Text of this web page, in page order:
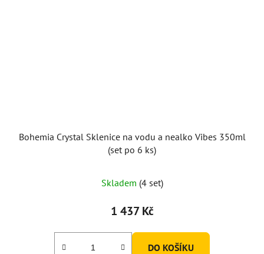
Bohemia Crystal Sklenice na vodu a nealko Vibes 350ml
(set po 6 ks)
hodnocení
produktu
5,0
Skladem (4 set)
1 437 Kč
DO KOŠÍKU